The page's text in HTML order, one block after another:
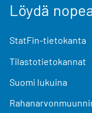
Löydä
StatFin-tietokanta
Tilastotietokannat
Suomi lukuina